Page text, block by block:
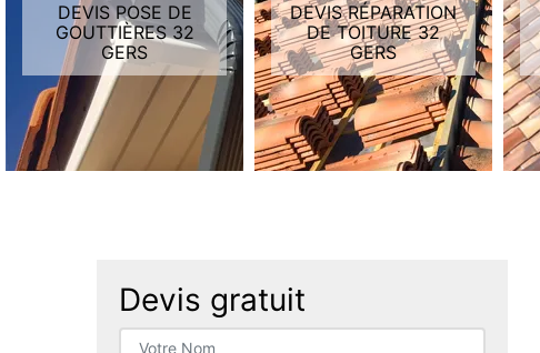
DEVIS POSE DE
GOUTTIÈRES 32
GERS
DEVIS RÉPARATION
DE TOITURE 32
GERS
Devis gratuit